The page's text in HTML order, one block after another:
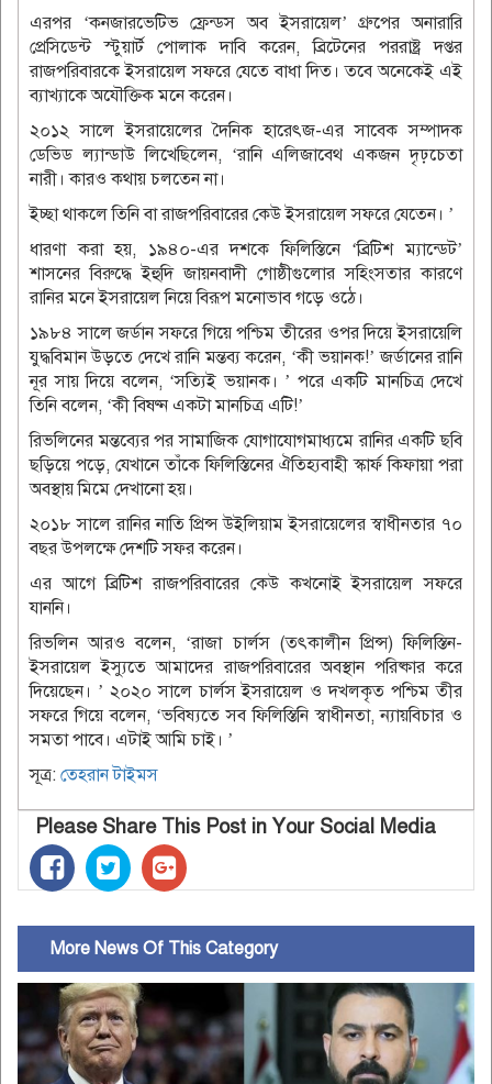
এরপর ‘কনজারভেটিভ ফ্রেন্ডস অব ইসরায়েল’ গ্রুপের অনারারি
প্রেসিডেন্ট স্টুয়ার্ট পোলাক দাবি করেন, ব্রিটেনের পররাষ্ট্র দপ্তর
রাজপরিবারকে ইসরায়েল সফরে যেতে বাধা দিত। তবে অনেকেই এই
ব্যাখ্যাকে অযৌক্তিক মনে করেন।
২০১২ সালে ইসরায়েলের দৈনিক হারেৎজ-এর সাবেক সম্পাদক
ডেভিড ল্যান্ডাউ লিখেছিলেন, ‘রানি এলিজাবেথ একজন দৃঢ়চেতা
নারী। কারও কথায় চলতেন না।
ইচ্ছা থাকলে তিনি বা রাজপরিবারের কেউ ইসরায়েল সফরে যেতেন। ’
ধারণা করা হয়, ১৯৪০-এর দশকে ফিলিস্তিনে ‘ব্রিটিশ ম্যান্ডেট’
শাসনের বিরুদ্ধে ইহুদি জায়নবাদী গোষ্ঠীগুলোর সহিংসতার কারণে
রানির মনে ইসরায়েল নিয়ে বিরূপ মনোভাব গড়ে ওঠে।
১৯৮৪ সালে জর্ডান সফরে গিয়ে পশ্চিম তীরের ওপর দিয়ে ইসরায়েলি
যুদ্ধবিমান উড়তে দেখে রানি মন্তব্য করেন, ‘কী ভয়ানক!’ জর্ডানের রানি
নূর সায় দিয়ে বলেন, ‘সত্যিই ভয়ানক। ’ পরে একটি মানচিত্র দেখে
তিনি বলেন, ‘কী বিষণ্ন একটা মানচিত্র এটি!’
রিভলিনের মন্তব্যের পর সামাজিক যোগাযোগমাধ্যমে রানির একটি ছবি
ছড়িয়ে পড়ে, যেখানে তাঁকে ফিলিস্তিনের ঐতিহ্যবাহী স্কার্ফ কিফায়া পরা
অবস্থায় মিমে দেখানো হয়।
২০১৮ সালে রানির নাতি প্রিন্স উইলিয়াম ইসরায়েলের স্বাধীনতার ৭০
বছর উপলক্ষে দেশটি সফর করেন।
এর আগে ব্রিটিশ রাজপরিবারের কেউ কখনোই ইসরায়েল সফরে
যাননি।
রিভলিন আরও বলেন, ‘রাজা চার্লস (তৎকালীন প্রিন্স) ফিলিস্তিন-
ইসরায়েল ইস্যুতে আমাদের রাজপরিবারের অবস্থান পরিষ্কার করে
দিয়েছেন। ’ ২০২০ সালে চার্লস ইসরায়েল ও দখলকৃত পশ্চিম তীর
সফরে গিয়ে বলেন, ‘ভবিষ্যতে সব ফিলিস্তিনি স্বাধীনতা, ন্যায়বিচার ও
সমতা পাবে। এটাই আমি চাই। ’
সূত্র: তেহরান টাইমস
Please Share This Post in Your Social Media
More News Of This Category